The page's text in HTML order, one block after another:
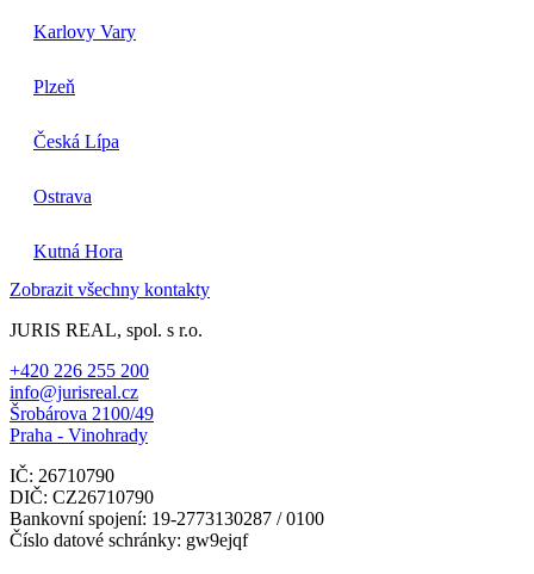
Karlovy Vary
Plzeň
Česká Lípa
Ostrava
Kutná Hora
Zobrazit všechny kontakty
JURIS REAL, spol. s r.o.
+420 226 255 200
info@jurisreal.cz
Šrobárova 2100/49
Praha - Vinohrady
IČ: 26710790
DIČ: CZ26710790
Bankovní spojení: 19-2773130287 / 0100
Číslo datové schránky: gw9ejqf